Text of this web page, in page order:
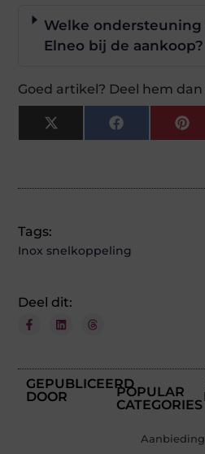
Welke ondersteuning
Elneo bij de aankoop?
Goed artikel? Deel hem dan
X
(Twitter)
Facebook
Tags:
Inox snelkoppeling
Deel dit:
GEPUBLICEERD
DOOR
POPULAR
CATEGORIES